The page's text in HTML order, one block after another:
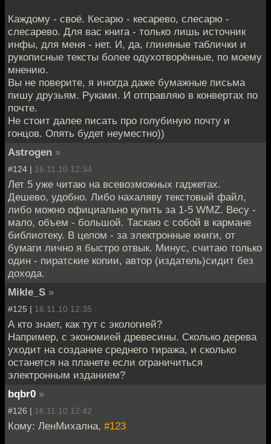
Каждому - своё. Кесарю - кесарево, слесарю -
слесарево. Для вас книга - только лишь источник
инфы, для меня - нет. И, да, глиняные таблички и
рукописные тексты более одухотворённые, по моему
мнению.
Вы не поверите, я иногда даже бумажные письма
пишу друзьям. Руками. И отправляю в конвертах по
почте.
Не стоит далее писать про голубиную почту и
гонцов. Опять будет неуместно))
Astrogen »
#124 | 16.11.10 12:34
Лет 5 уже читаю на всевозможных гаджетах.
Дешево, удобно. Либо нахаляву текстовый файл,
либо можно официально купить за 1-5 WMZ. Весу -
мало, объем - большой. Таскаю с собой в кармане
библиотеку. В целом - за электронные книги, от
бумаги лично я быстро отвык. Минус, считаю только
один - пиратские копии, автор (издатель)сидит без
дохода.
Mikle_S »
#125 | 16.11.10 12:35
А кто знает, как тут с экологией?
Например, с экономией древесины. Сколько дерева
уходит на создание среднего тиража, и сколько
останется на планете если ограничиться
электронным изданием?
bqbr0 »
#126 | 16.11.10 12:42
Кому: ЛенМихална, #123